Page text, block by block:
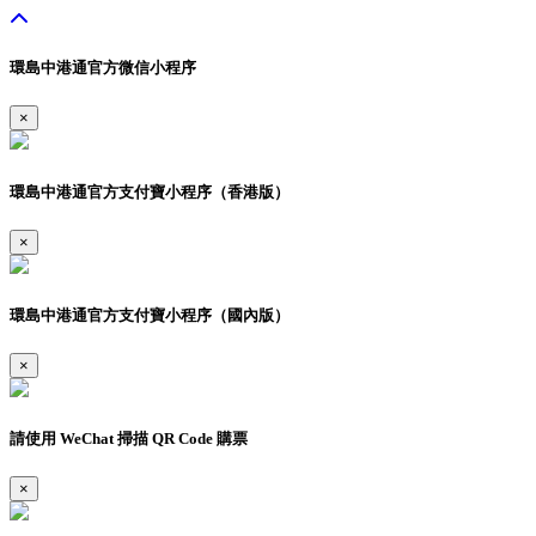
環島中港通官方微信小程序
×
環島中港通官方支付寶小程序（香港版）
×
環島中港通官方支付寶小程序（國內版）
×
請使用 WeChat 掃描 QR Code 購票
×